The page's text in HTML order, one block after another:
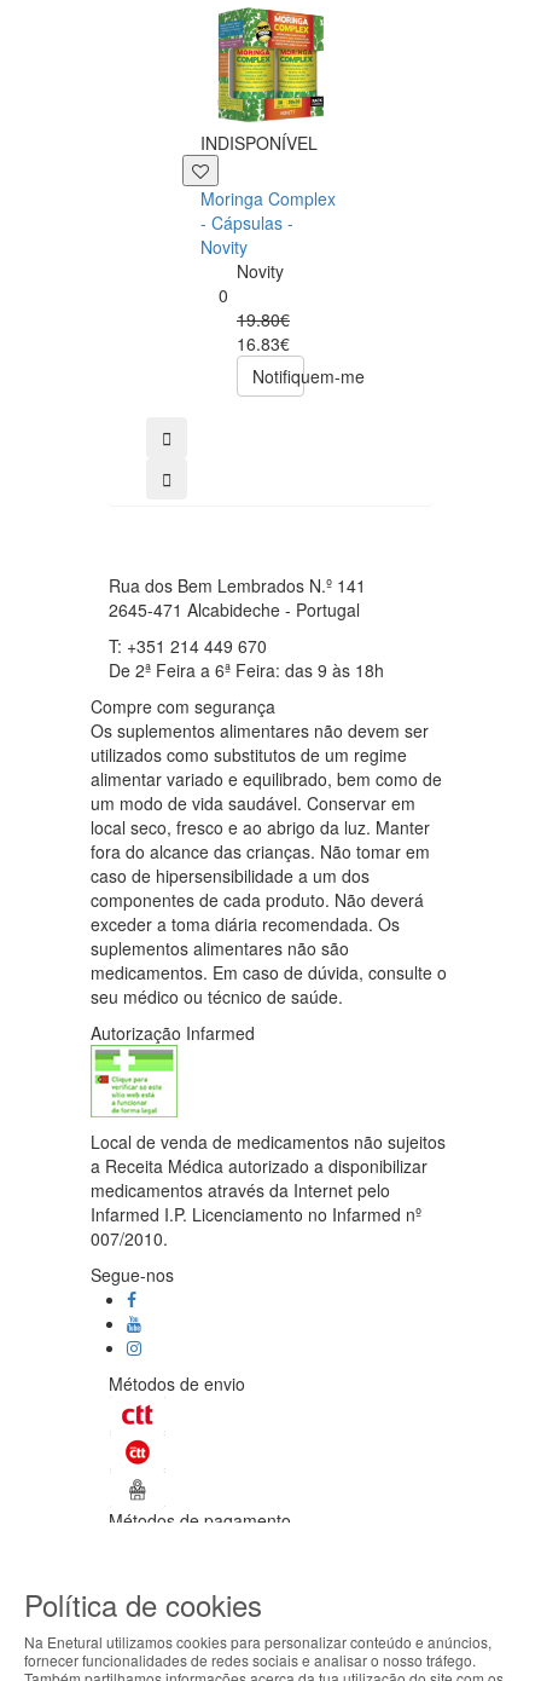
INDISPONÍVEL
Moringa Complex
- Cápsulas -
Novity
Novity
0
19.80€
16.83€
Notifiquem-me
Rua dos Bem Lembrados N.º 141
2645-471 Alcabideche - Portugal
T: +351 214 449 670
De 2ª Feira a 6ª Feira: das 9 às 18h
Compre com segurança
Os suplementos alimentares não devem ser
utilizados como substitutos de um regime
alimentar variado e equilibrado, bem como de
um modo de vida saudável. Conservar em
local seco, fresco e ao abrigo da luz. Manter
fora do alcance das crianças. Não tomar em
caso de hipersensibilidade a um dos
componentes de cada produto. Não deverá
exceder a toma diária recomendada. Os
suplementos alimentares não são
medicamentos. Em caso de dúvida, consulte o
seu médico ou técnico de saúde.
Autorização Infarmed
Local de venda de medicamentos não sujeitos
a Receita Médica autorizado a disponibilizar
medicamentos através da Internet pelo
Infarmed I.P. Licenciamento no Infarmed nº
007/2010.
Segue-nos
Métodos de envio
Métodos de pagamento
Todos os direitos reservados / Salvo
apresentadas são válidas até ao dia 09-
Política de cookies
Na Enetural utilizamos cookies para personalizar conteúdo e anúncios,
fornecer funcionalidades de redes sociais e analisar o nosso tráfego.